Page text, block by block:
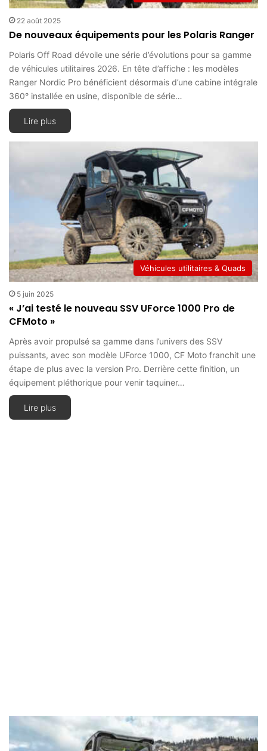
22 août 2025
De nouveaux équipements pour les Polaris Ranger
Polaris Off Road dévoile une série d’évolutions pour sa gamme
de véhicules utilitaires 2026. En tête d’affiche : les modèles
Ranger Nordic Pro bénéficient désormais d’une cabine intégrale
360° installée en usine, disponible de série…
Lire plus
Véhicules utilitaires & Quads
5 juin 2025
« J’ai testé le nouveau SSV UForce 1000 Pro de
CFMoto »
Après avoir propulsé sa gamme dans l’univers des SSV
puissants, avec son modèle UForce 1000, CF Moto franchit une
étape de plus avec la version Pro. Derrière cette finition, un
équipement pléthorique pour venir taquiner…
Lire plus